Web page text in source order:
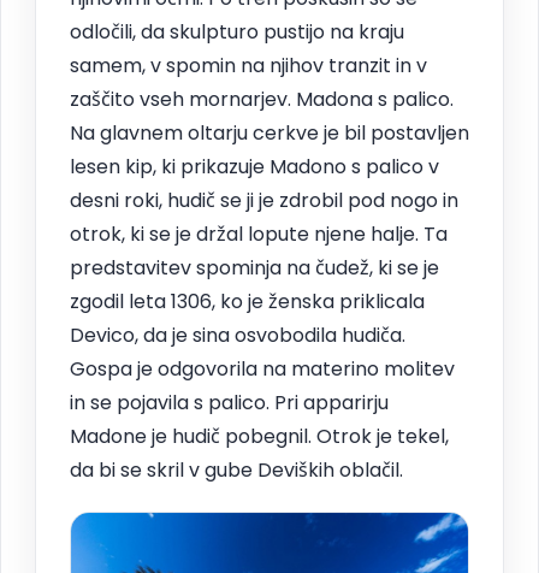
odločili, da skulpturo pustijo na kraju
samem, v spomin na njihov tranzit in v
zaščito vseh mornarjev. Madona s palico.
Na glavnem oltarju cerkve je bil postavljen
lesen kip, ki prikazuje Madono s palico v
desni roki, hudič se ji je zdrobil pod nogo in
otrok, ki se je držal lopute njene halje. Ta
predstavitev spominja na čudež, ki se je
zgodil leta 1306, ko je ženska priklicala
Devico, da je sina osvobodila hudiča.
Gospa je odgovorila na materino molitev
in se pojavila s palico. Pri apparirju
Madone je hudič pobegnil. Otrok je tekel,
da bi se skril v gube Deviških oblačil.